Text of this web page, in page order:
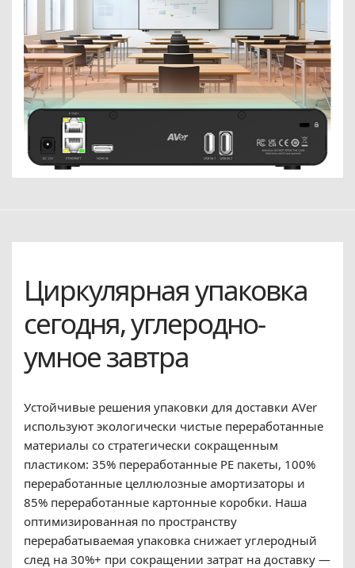
Циркулярная упаковка
сегодня, углеродно-
умное завтра
Устойчивые решения упаковки для доставки AVer
используют экологически чистые переработанные
материалы со стратегически сокращенным
пластиком: 35% переработанные PE пакеты, 100%
переработанные целлюлозные амортизаторы и
85% переработанные картонные коробки. Наша
оптимизированная по пространству
перерабатываемая упаковка снижает углеродный
след на 30%+ при сокращении затрат на доставку —